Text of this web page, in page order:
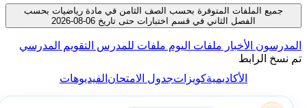
جميع الملفات المتوفرة بحسب الصف الثامن في مادة رياضيات بحسب
الفصل الثاني في قسم اختبارات حتى تاريخ 06-08-2026
المدرسون الأخبار ملفات اليوم ملفات للمدرس التقويم المدرسي
تم نسخ الرابط
الأكاديميةكويزاتجدول الامتحانالفيديوهات